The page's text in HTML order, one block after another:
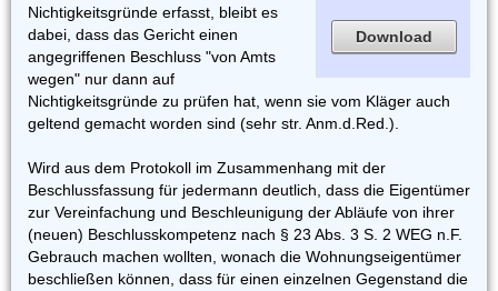
Download
Nichtigkeitsgründe erfasst, bleibt es
dabei, dass das Gericht einen
angegriffenen Beschluss "von Amts
wegen" nur dann auf
Nichtigkeitsgründe zu prüfen hat, wenn sie vom Kläger auch
geltend gemacht worden sind (sehr str. Anm.d.Red.).
Wird aus dem Protokoll im Zusammenhang mit der
Beschlussfassung für jedermann deutlich, dass die Eigentümer
zur Vereinfachung und Beschleunigung der Abläufe von ihrer
(neuen) Beschlusskompetenz nach § 23 Abs. 3 S. 2 WEG n.F.
Gebrauch machen wollten, wonach die Wohnungseigentümer
beschließen können, dass für einen einzelnen Gegenstand die